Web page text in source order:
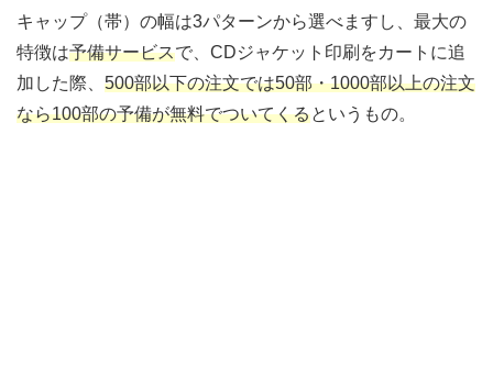
キャップ（帯）の幅は3パターンから選べますし、最大の
特徴は予備サービスで、CDジャケット印刷をカートに追
加した際、 500部以下の注文では50部・1000部以上の注文
なら100部の予備が無料でついてくるというもの。